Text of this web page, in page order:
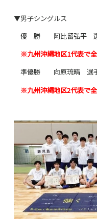
▼男子シングルス
優 勝 阿比留弘平
※九州沖縄地区1代表で
準優勝 向原琉晴 選手
※九州沖縄地区2代表で